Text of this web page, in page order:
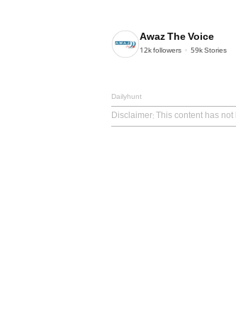
Awaz The Voice
12kfollowers 59kStories
Dailyhunt
Disclaimer: This content has